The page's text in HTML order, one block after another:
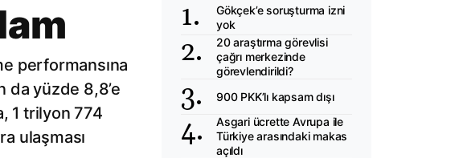
performansına
da yüzde 8,8’e
1 trilyon 774
ulaşması
Gökçek’e soruşturma izni
yok
20 araştırma görevlisi
çağrı merkezinde
görevlendirildi?
900 PKK’lı kapsam dışı
Asgari ücrette Avrupa ile
Türkiye arasındaki makas
açıldı